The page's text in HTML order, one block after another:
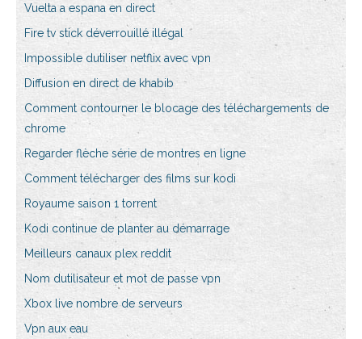
Vuelta a espana en direct
Fire tv stick déverrouillé illégal
Impossible dutiliser netflix avec vpn
Diffusion en direct de khabib
Comment contourner le blocage des téléchargements de
chrome
Regarder flèche série de montres en ligne
Comment télécharger des films sur kodi
Royaume saison 1 torrent
Kodi continue de planter au démarrage
Meilleurs canaux plex reddit
Nom dutilisateur et mot de passe vpn
Xbox live nombre de serveurs
Vpn aux eau